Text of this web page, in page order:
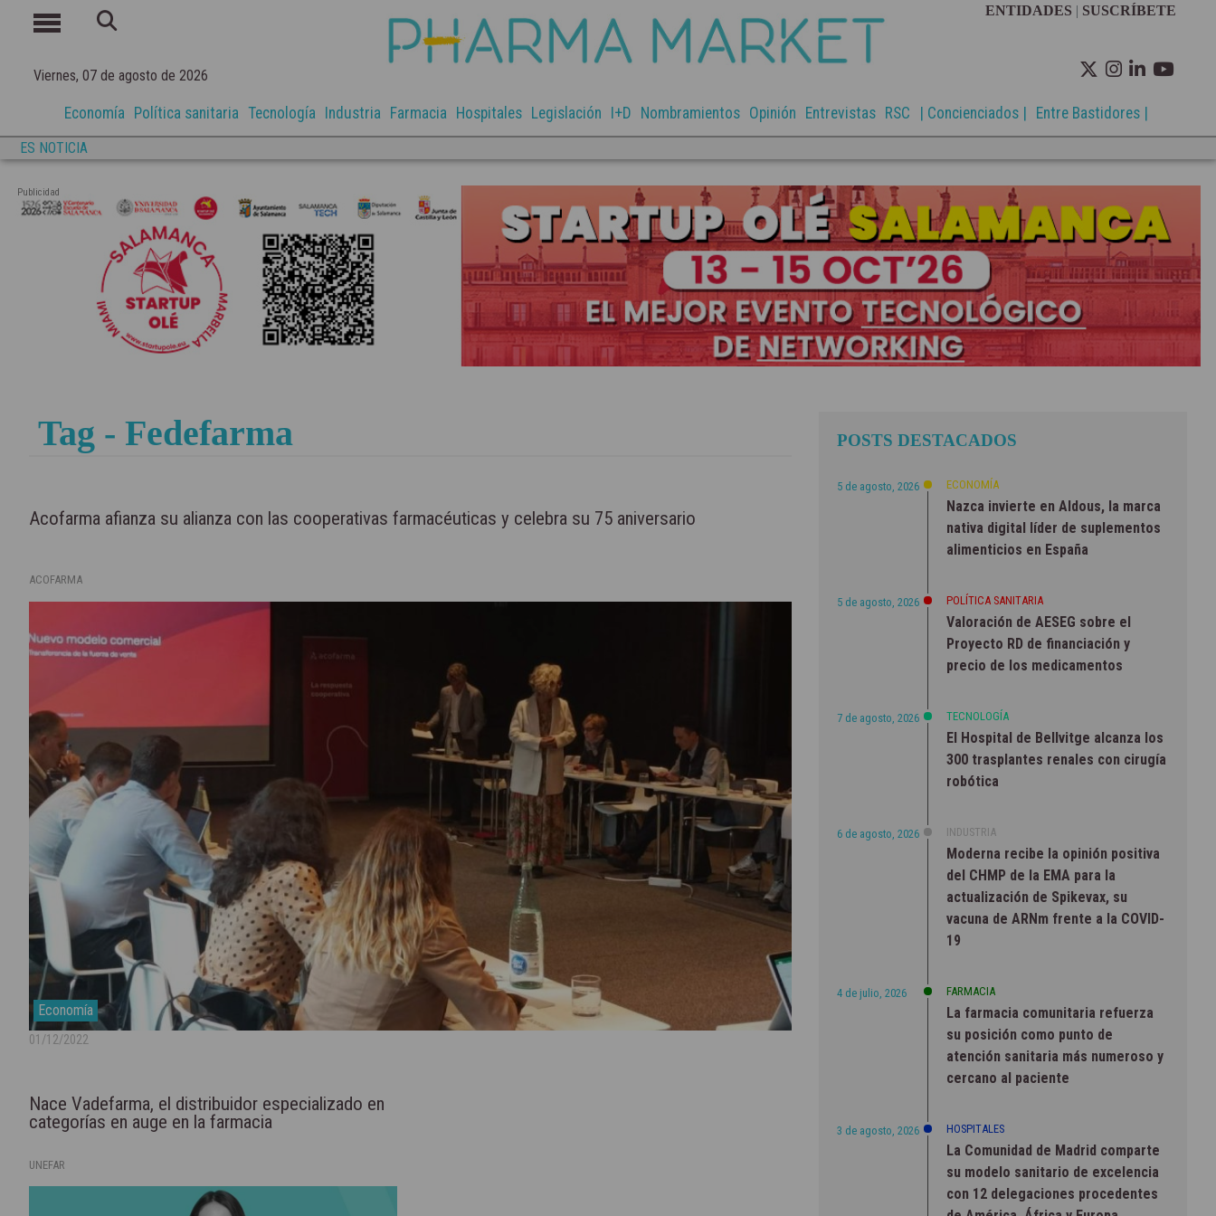
Viernes, 07 de agosto de 2026
ENTIDADES | SUSCRÍBETE
Economía Política sanitaria Tecnología Industria Farmacia Hospitales Legislación I+D Nombramientos Opinión Entrevistas RSC | Concienciados | Entre Bastidores |
ES NOTICIA
Publicidad
Tag - Fedefarma
Acofarma afianza su alianza con las cooperativas farmacéuticas y celebra su 75 aniversario
ACOFARMA
Economía
01/12/2022
Nace Vadefarma, el distribuidor especializado en
categorías en auge en la farmacia
UNEFAR
POSTS DESTACADOS
5 de agosto, 2026 ECONOMÍA
Nazca invierte en Aldous, la marca
nativa digital líder de suplementos
alimenticios en España
5 de agosto, 2026 POLÍTICA SANITARIA
Valoración de AESEG sobre el
Proyecto RD de financiación y
precio de los medicamentos
7 de agosto, 2026 TECNOLOGÍA
El Hospital de Bellvitge alcanza los
300 trasplantes renales con cirugía
robótica
6 de agosto, 2026 INDUSTRIA
Moderna recibe la opinión positiva
del CHMP de la EMA para la
actualización de Spikevax, su
vacuna de ARNm frente a la COVID-
19
4 de julio, 2026 FARMACIA
La farmacia comunitaria refuerza
su posición como punto de
atención sanitaria más numeroso y
cercano al paciente
3 de agosto, 2026 HOSPITALES
La Comunidad de Madrid comparte
su modelo sanitario de excelencia
con 12 delegaciones procedentes